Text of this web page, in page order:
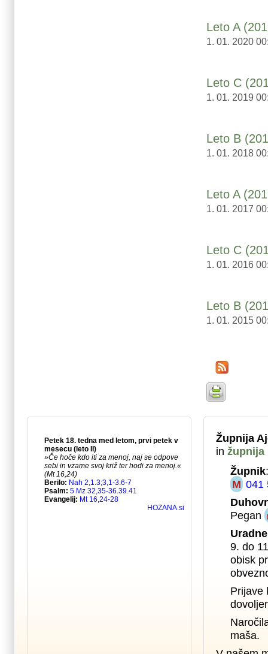
Leto A
1. 01. 2020
Leto C
1. 01. 2019
Leto B
1. 01. 2018
Leto A
1. 01. 2017
Leto C
1. 01. 2016
Leto B
1. 01. 2015
Župnija
in župnija
Župnik
M 041
Pegan
9. do
obisk
Prijave
maša.